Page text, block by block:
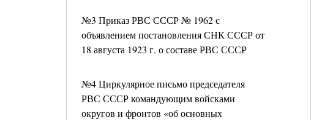
№3 Приказ РВС СССР № 1962 с
объявлением постановления СНК СССР от
18 августа 1923 г. о составе РВС СССР
№4 Циркулярное письмо председателя
РВС СССР командующим войсками
округов и фронтов «об основных